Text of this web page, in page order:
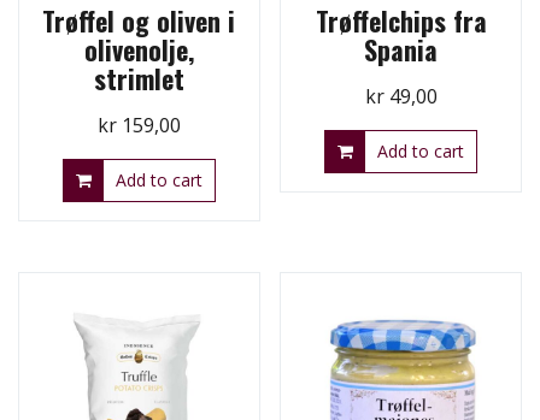
Trøffel og oliven i
olivenolje,
strimlet
kr159,00
Add to cart
Trøffelchips fra
Spania
kr49,00
Add to cart